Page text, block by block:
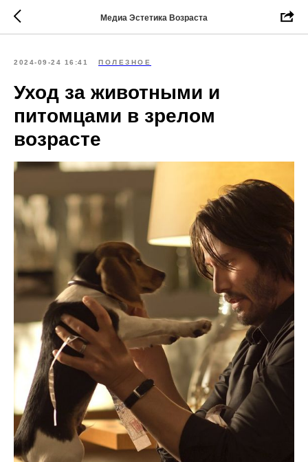
Медиа Эстетика Возраста
2024-09-24 16:41 ПОЛЕЗНОЕ
Уход за животными и
питомцами в зрелом
возрасте